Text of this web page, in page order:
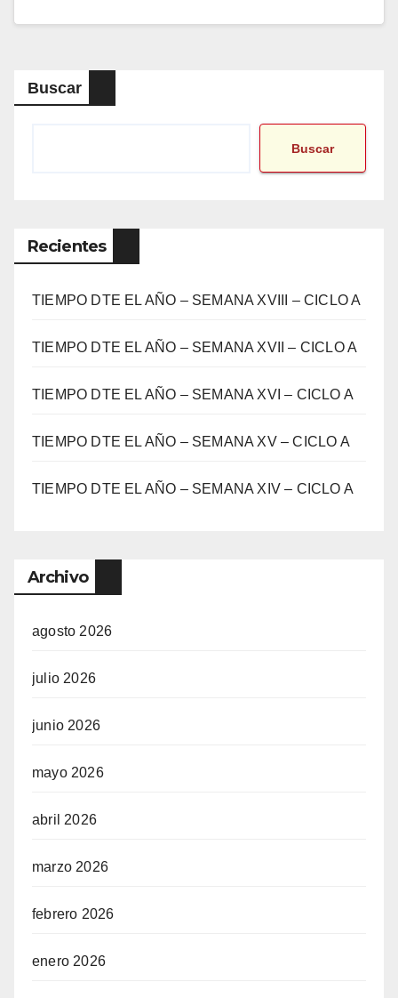
Buscar
Buscar
Recientes
TIEMPO DTE EL AÑO – SEMANA XVIII – CICLO A
TIEMPO DTE EL AÑO – SEMANA XVII – CICLO A
TIEMPO DTE EL AÑO – SEMANA XVI – CICLO A
TIEMPO DTE EL AÑO – SEMANA XV – CICLO A
TIEMPO DTE EL AÑO – SEMANA XIV – CICLO A
Archivo
agosto 2026
julio 2026
junio 2026
mayo 2026
abril 2026
marzo 2026
febrero 2026
enero 2026